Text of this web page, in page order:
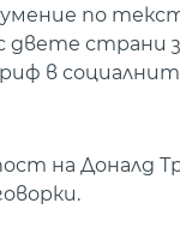
по
страни
в
на Доналд